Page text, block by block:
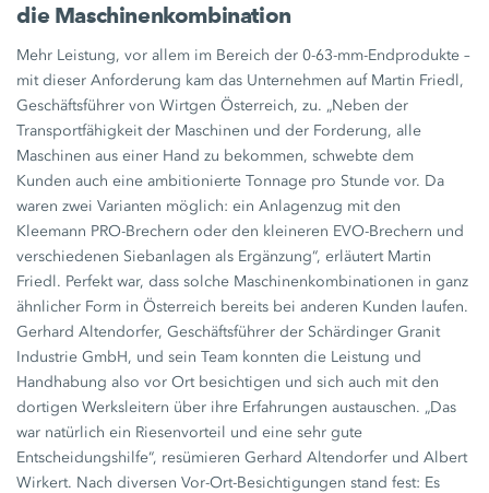
die Maschinenkombination
Mehr Leistung, vor allem im Bereich der0-63-mm-Endprodukte –
mit dieser Anforderung kam das Unternehmen auf Martin Friedl,
Geschäftsführer von Wirtgen Österreich, zu. „Neben der
Transportfähigkeit der Maschinen und der Forderung, alle
Maschinen aus einer Hand zu bekommen, schwebte dem
Kunden auch eine ambitionierte Tonnage pro Stunde vor. Da
waren zwei Varianten möglich: ein Anlagenzug mit den
Kleemann PRO-Brechern oder den kleineren EVO-Brechern und
verschiedenen Siebanlagen als Ergänzung“, erläutert Martin
Friedl. Perfekt war, dass solche Maschinenkombinationen in ganz
ähnlicher Form in Österreich bereits bei anderen Kunden laufen.
Gerhard Altendorfer, Geschäftsführer der Schärdinger Granit
Industrie GmbH, und sein Team konnten die Leistung und
Handhabung also vor Ort besichtigen und sich auch mit den
dortigen Werksleitern über ihre Erfahrungen austauschen. „Das
war natürlich ein Riesenvorteil und eine sehr gute
Entscheidungshilfe“, resümieren Gerhard Altendorfer und Albert
Wirkert. Nach diversen Vor-Ort-Besichtigungen stand fest: Es